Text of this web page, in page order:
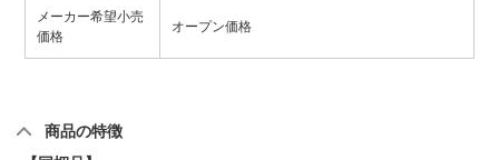
メーカー希望小売
価格
オープン価格
商品の特徴